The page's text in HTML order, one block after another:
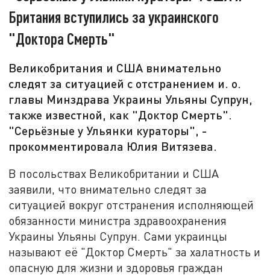
Британия вступились за украинского
"Доктора Смерть"
Великобритания и США внимательно
следят за ситуацией с отстранением и. о.
главы Минздрава Украины Ульяны Супрун,
также известной, как "Доктор Смерть".
"Серьёзные у Ульянки кураторы", -
прокомментировала Юлия Витязева.
В посольствах Великобритании и США
заявили, что внимательно следят за
ситуацией вокруг отстранения исполняющей
обязанности министра здравоохранения
Украины Ульяны Супрун. Сами украинцы
называют её "Доктор Смерть" за халатность и
опасную для жизни и здоровья граждан